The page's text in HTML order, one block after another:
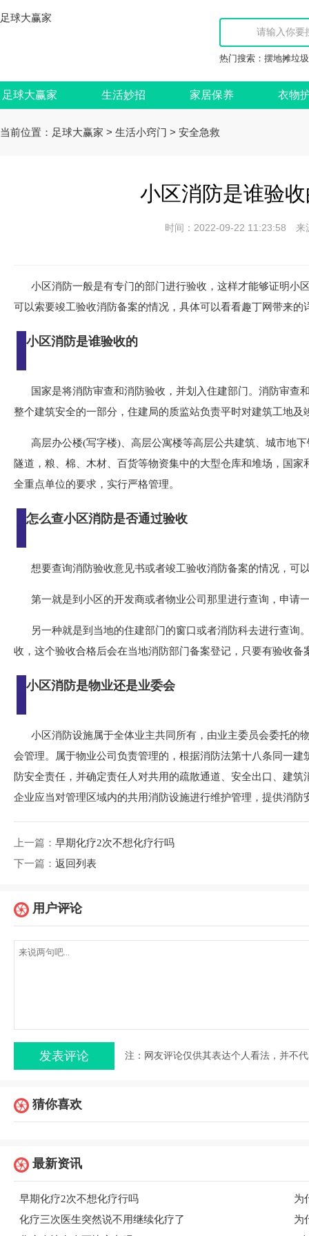
足球大赢家
热门搜索： 摆地摊垃
足球大赢家 生活妙招 家居保养 衣物
当前位置： 足球大赢家 > 生活小窍门 > 安全急救
小区消防是谁验
时间：2022-09-22 11:23:58
小区消防一般是有专门的部门进行验收，这样才能够证明小
可以索要竣工验收消防备案的情况，具体可以看看趣丁网带来的
小区消防是谁验收的
国家是将消防审查和消防验收，并划入住建部门。消防审
整个建筑安全的一部分，住建局的质监站负责平时对建筑工地及
高层办公楼(写字楼)、高层公寓楼等高层公共建筑、城市地
隧道，粮、棉、木材、百货等物资集中的大型仓库和堆场，国
全重点单位的要求，实行严格管理。
怎么查小区消防是否通过验收
想要查询消防验收意见书或者竣工验收消防备案的情况，可
第一就是到小区的开发商或者物业公司那里进行查询，申请
另一种就是到当地的住建部门的窗口或者消防科去进行查询
收，这个验收合格后会在当地消防部门备案登记，只要有验收
小区消防是物业还是业委会
小区消防设施属于全体业主共同所有，由业主委员会委托的
会管理。属于物业公司负责管理的，根据消防法第十八条同一
防安全责任，并确定责任人对共用的疏散通道、安全出口、建
企业应当对管理区域内的共用消防设施进行维护管理，提供消防
上一篇： 早期化疗2次不想化疗行吗
下一篇： 返回列表
用户评论
注：网友评论仅供其表达个人看法，并不
猜你喜欢
最新资讯
早期化疗2次不想化疗行吗
为
化疗三次医生突然说不用继续化疗了
为